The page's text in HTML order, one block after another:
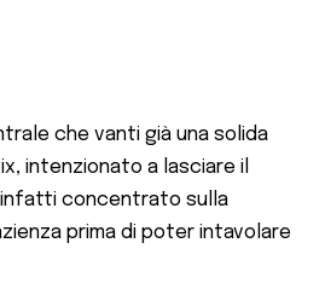
che vanti già una solida
intenzionato a lasciare il
infatti concentrato sulla
prima di poter intavolare